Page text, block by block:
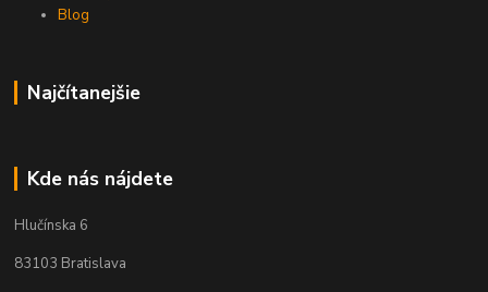
Blog
Najčítanejšie
Kde nás nájdete
Hlučínska 6
83103 Bratislava